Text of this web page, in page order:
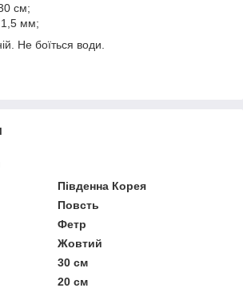
см;
мм;
Не боїться води.
Південна Корея
Повсть
Фетр
Жовтий
30 см
20 см